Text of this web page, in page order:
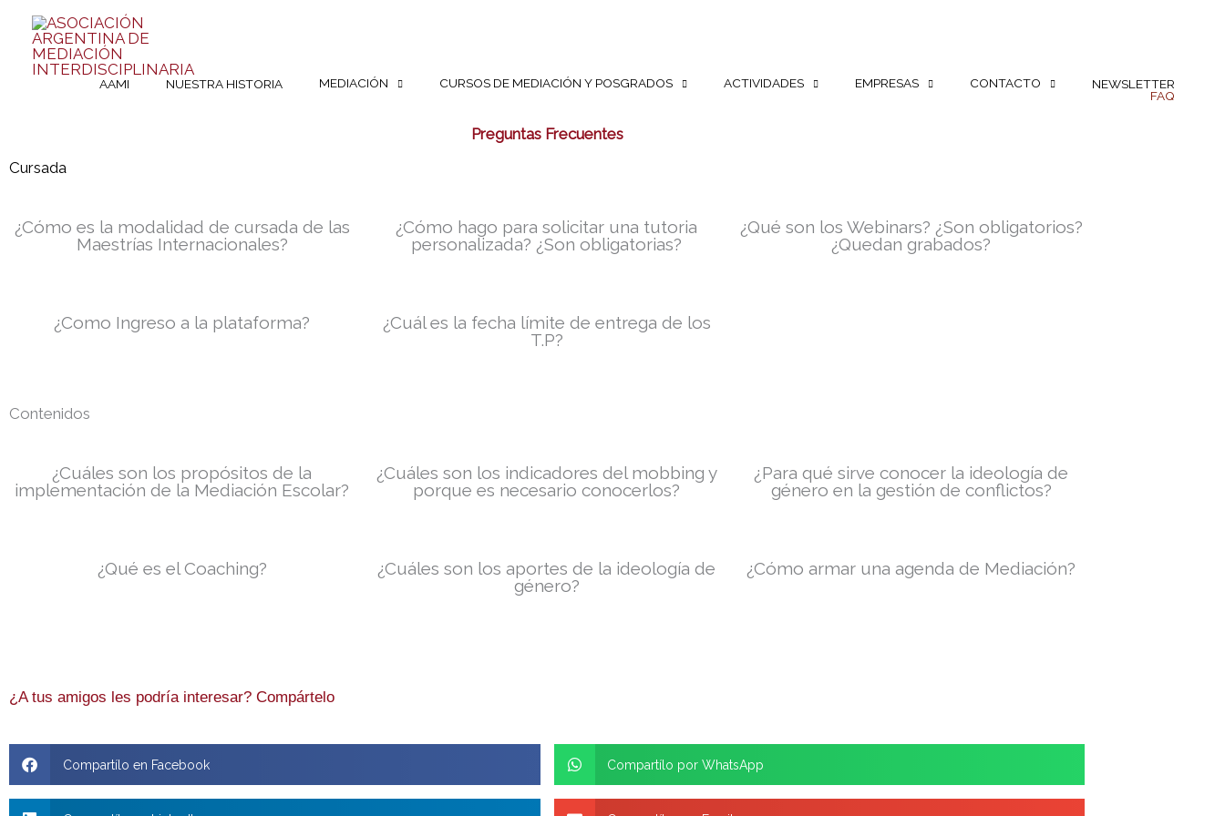
content
AAMI NUESTRA HISTORIA MEDIACIÓN CURSOS DE MEDIACIÓN Y POSGRADOS ACTIVIDADES EMPRESAS CONTACTO
NEWSLETTER
FAQ
Preguntas Frecuentes
Cursada
¿Cómo es la modalidad de cursada de las
Maestrías Internacionales?
¿Cómo hago para solicitar una tutoria
personalizada? ¿Son obligatorias?
¿Qué son los Webinars? ¿Son obligatorios?
¿Quedan grabados?
¿Como Ingreso a la plataforma?
¿Cuál es la fecha límite de entrega de los
T.P?
Contenidos
¿Cuáles son los propósitos de la
implementación de la Mediación Escolar?
¿Cuáles son los indicadores del mobbing y
porque es necesario conocerlos?
¿Para qué sirve conocer la ideología de
género en la gestión de conflictos?
¿Qué es el Coaching?
¿Cuáles son los aportes de la ideología de
género?
¿Cómo armar una agenda de Mediación?
¿A tus amigos les podría interesar? Compártelo
Compartílo en Facebook Compartílo por WhatsApp